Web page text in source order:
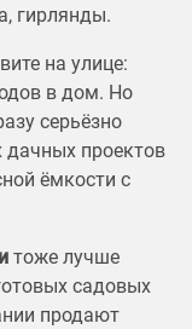
гирлянды.
на улице:
в дом. Но
серьёзно
дачных проектов
ёмкости с
тоже лучше
садовых
продают